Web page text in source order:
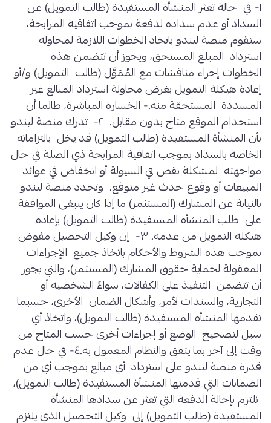
١- في حالة تعثر المنشأة المستفيدة (طالب التمويل) عن
السداد أو عدم سداده لدفعة بموجب اتفاقية المرابحة،
ستقوم منصة ليندو باتخاذ الخطوات اللازمة لمحاولة
استرداد المبلغ المستحق، ويجوز أن تتضمن هذه
الخطوات إجراء مناقشات مع المُمَوَّل (طالب التمويل) و/أو
إعادة هيكلة التمويل بغرض محاولة استرداد المبالغ غير
المسددة المستحقة منه.- الخسارة المباشرة، طالما أن
استخدام الموقع متاح بدون مقابل. ٢- تدرك منصة ليندو
بأن المنشأة المستفيدة (طالب التمويل) قد يخل بالتزاماته
الخاصة بالسداد بموجب اتفاقية المرابحة ذي الصلة في حال
مواجهته لمشكلة نقص في السيولة أو انخفاض في عوائد
المبيعات أو وقوع حدث غير متوقع. وتحدد منصة ليندو
بالنيابة عن المشارك (المستثمر) ما إذا كان ينبغي الموافقة
على طلب المنشأة المستفيدة (طالب التمويل) بإعادة
هيكلة التمويل من عدمه. ٣- إن وكيل التحصيل مفوض
بموجب هذه الشروط والأحكام باتخاذ جميع الإجراءات
المعقولة لحماية حقوق المشارك (المستثمر)، والتي يجوز
أن تتضمن التنفيذ على الكفالات، سواءً الشخصية أو
التجارية، والسندات لأمر، وأشكال الضمان الأخرى، حسبما
تقدمها المنشأة المستفيدة (طالب التمويل)، واتخاذ أي
سبل لتصحيح الوضع أو إجراءات أخرى حسب المتاح من
وقت إلى آخر بما يتفق والنظام المعمول به.٤- في حال عدم
قدرة منصة ليندو على استرداد أي مبالغ بموجب أي من
الضمانات التي قدمتها المنشأة المستفيدة (طالب التمويل)،
نلتزم بإحالة الدفعة التي تعثر عن سدادها المنشأة
المستفيدة (طالب التمويل) إلى وكيل التحصيل الذي يلتزم